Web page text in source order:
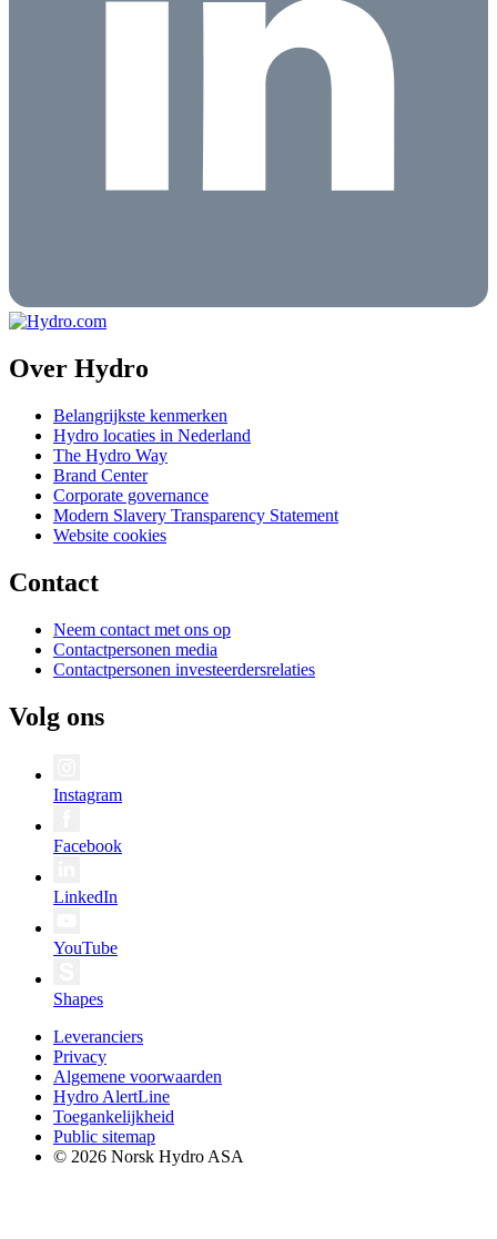
Over Hydro
Belangrijkste kenmerken
Hydro locaties in Nederland
The Hydro Way
Brand Center
Corporate governance
Modern Slavery Transparency Statement
Website cookies
Contact
Neem contact met ons op
Contactpersonen media
Contactpersonen investeerdersrelaties
Volg ons
Instagram
Facebook
LinkedIn
YouTube
Shapes
Leveranciers
Privacy
Algemene voorwaarden
Hydro AlertLine
Toegankelijkheid
Public sitemap
© 2026 Norsk Hydro ASA